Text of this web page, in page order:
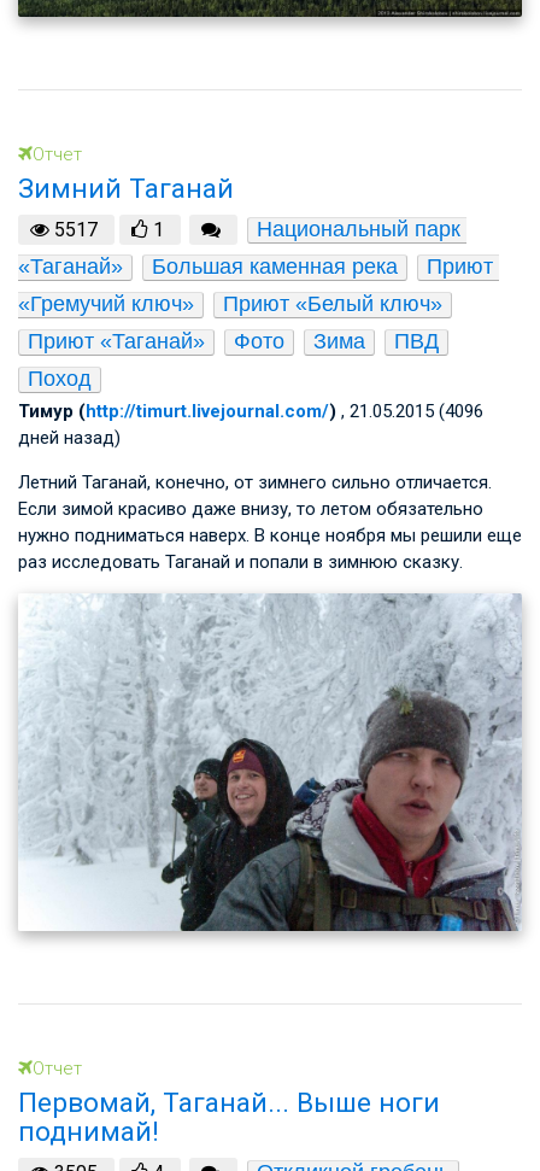
Отчет
Зимний Таганай
5517 1
Национальный парк
«Таганай»
Большая каменная река
Приют
«Гремучий ключ»
Приют «Белый ключ»
Приют «Таганай»
Фото Зима
ПВД
Поход
Тимур (http://timurt.livejournal.com/) , 21.05.2015 (4096
дней назад)
Летний Таганай, конечно, от зимнего сильно отличается.
Если зимой красиво даже внизу, то летом обязательно
нужно подниматься наверх. В конце ноября мы решили еще
раз исследовать Таганай и попали в зимнюю сказку.
Отчет
Первомай, Таганай... Выше ноги
поднимай!